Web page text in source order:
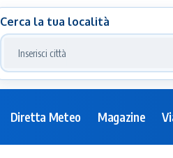
Cerca la tua località
Diretta Meteo Magazine